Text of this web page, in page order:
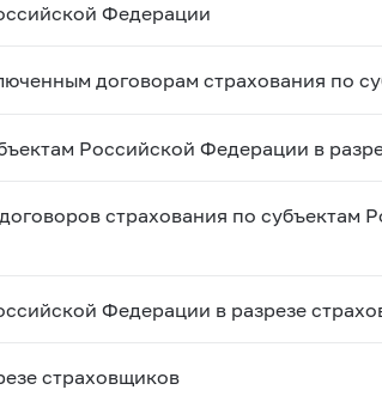
Федерации
договорам страхования по
Российской Федерации в
страхования по субъектам
Федерации в разрезе
страховщиков